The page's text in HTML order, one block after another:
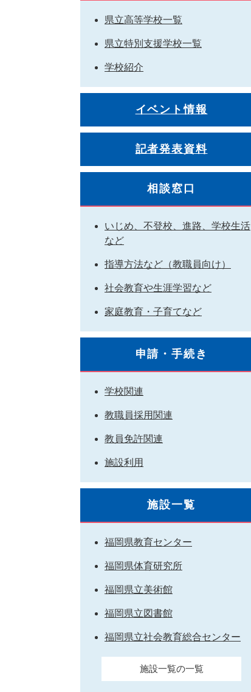
県立高等学校一覧
県立特別支援学校一覧
学校紹介
イベント情報
記者発表資料
相談窓口
いじめ、不登校、進路、学校生活
など
指導方法など（教職員向け）
社会教育や生涯学習など
家庭教育・子育てなど
申請・手続き
学校関連
教職員採用関連
教員免許関連
施設利用
施設一覧
福岡県教育センター
福岡県体育研究所
福岡県立美術館
福岡県立図書館
福岡県立社会教育総合センター
施設一覧の一覧